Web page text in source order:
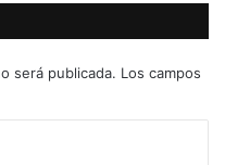
será publicada. Los campos